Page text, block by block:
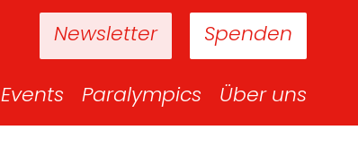
Spenden
Newsletter
Events Paralympics Über uns